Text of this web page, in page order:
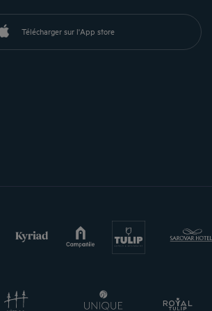
Télécharger sur l'App store